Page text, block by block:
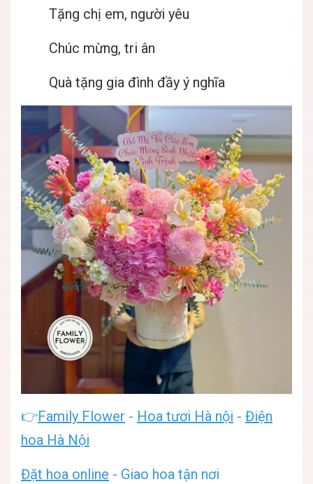
Tặng chị em, người yêu
Chúc mừng, tri ân
Quà tặng gia đình đầy ý nghĩa
👉Family Flower - Hoa tươi Hà nội - Điện
hoa Hà Nội
Đặt hoa online - Giao hoa tận nơi